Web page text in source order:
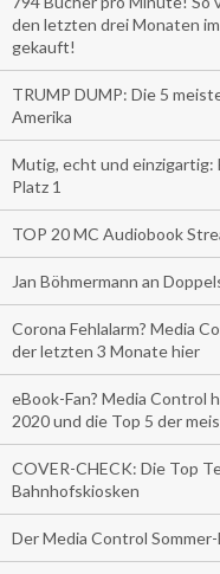
den letzten drei Monaten
gekauft!
TRUMP DUMP: Die 5
Amerika
Mutig, echt und einzigartig:
Platz 1
TOP 20 MC Audiobook
Jan Böhmermann an
Corona Fehlalarm? Media
der letzten 3 Monate hier
eBook-Fan? Media Control
2020 und die Top 5 der
COVER-CHECK: Die Top
Bahnhofskiosken
Der Media Control